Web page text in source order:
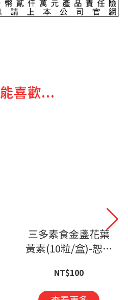
喜歡...
三多素食金盞花葉
黃素(10粒/盒)-恕不
NT$100